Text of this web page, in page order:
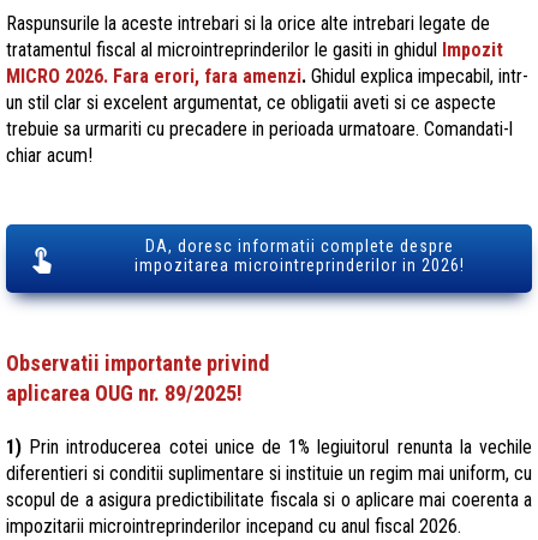
Raspunsurile la aceste intrebari si la orice alte intrebari legate de
tratamentul fiscal al microintreprinderilor le gasiti in ghidul
Impozit
MICRO 2026. Fara erori, fara amenzi. Ghidul explica impecabil, intr-
un stil clar si excelent argumentat, ce obligatii aveti si ce aspecte
trebuie sa urmariti cu precadere in perioada urmatoare. Comandati-l
chiar acum!
DA, doresc informatii complete despre
impozitarea microintreprinderilor in 2026!
Observatii importante privind
aplicarea OUG nr. 89/2025!
1) Prin introducerea cotei unice de 1% legiuitorul renunta la vechile
diferentieri si conditii suplimentare si instituie un regim mai uniform, cu
scopul de a asigura predictibilitate fiscala si o aplicare mai coerenta a
impozitarii microintreprinderilor incepand cu anul fiscal 2026.